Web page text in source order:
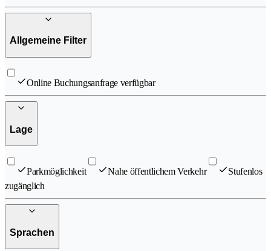
Allgemeine Filter
Online Buchungsanfrage verfügbar
Lage
Parkmöglichkeit Nahe öffentlichem Verkehr
Stufenlos
zugänglich
Sprachen